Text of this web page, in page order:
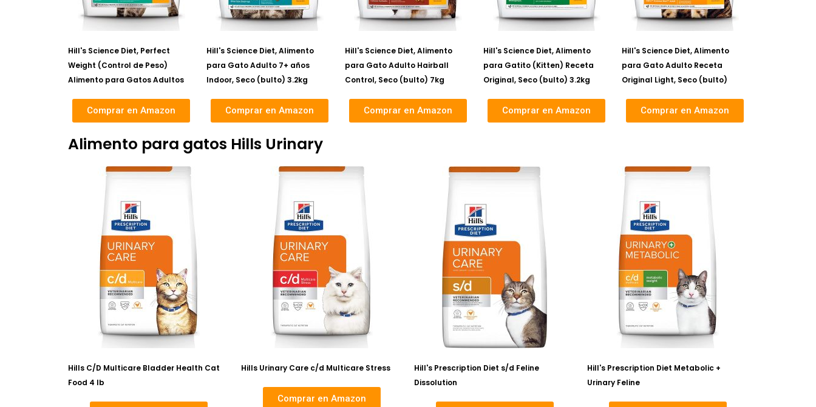
Hill's Science Diet, Perfect
Weight (Control de Peso)
Alimento para Gatos Adultos
Comprar en Amazon
Hill's Science Diet, Alimento
para Gato Adulto 7+ años
Indoor, Seco (bulto) 3.2kg
Comprar en Amazon
Hill's Science Diet, Alimento
para Gato Adulto Hairball
Control, Seco (bulto) 7kg
Comprar en Amazon
Hill's Science Diet, Alimento
para Gatito (Kitten) Receta
Original, Seco (bulto) 3.2kg
Comprar en Amazon
Hill's Science Diet, Alimento
para Gato Adulto Receta
Original Light, Seco (bulto)
Comprar en Amazon
Alimento para gatos Hills Urinary
Hills C/D Multicare Bladder Health Cat
Food 4 lb
Hills Urinary Care c/d Multicare Stress
Comprar en Amazon
Hill's Prescription Diet s/d Feline
Dissolution
Hill's Prescription Diet Metabolic +
Urinary Feline